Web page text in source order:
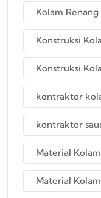
Kolam
Konstruksi
Konstruksi
kontraktor
kontraktor
Material
Material